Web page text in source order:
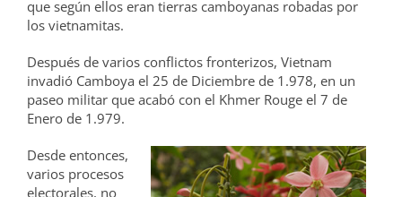
que según ellos eran tierras camboyanas robadas por
los vietnamitas.
Después de varios conflictos fronterizos, Vietnam
invadió Camboya el 25 de Diciembre de 1.978, en un
paseo militar que acabó con el Khmer Rouge el 7 de
Enero de 1.979.
Desde entonces,
varios procesos
electorales, no